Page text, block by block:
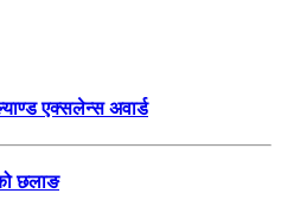
एक्सलेन्स अवार्ड
छलाङ